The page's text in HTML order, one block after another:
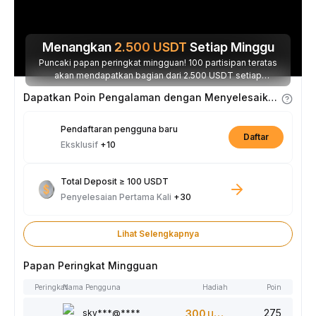
Menangkan 2.500 USDT Setiap Minggu
Puncaki papan peringkat mingguan! 100 partisipan teratas
akan mendapatkan bagian dari 2.500 USDT setiap
minggunya.
Dapatkan Poin Pengalaman dengan Menyelesaikan Tugas
Pendaftaran pengguna baru
Eksklusif +10
Daftar
Total Deposit ≥ 100 USDT
Penyelesaian Pertama Kali +30
Lihat Selengkapnya
Papan Peringkat Mingguan
PeringkatNama Pengguna Hadiah Poin
sky***@**** 300 275